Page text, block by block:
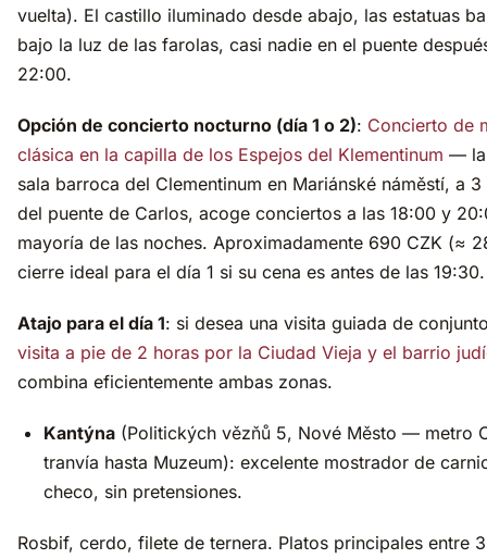
vuelta). El castillo iluminado desde abajo, las estatuas
bajo la luz de las farolas, casi nadie en el puente
22:00.
Opción de concierto nocturno (día 1 o 2): Concierto de
clásica en la capilla de los Espejos del Klementinum — la
sala barroca del Clementinum en Mariánské náměstí, a 3
del puente de Carlos, acoge conciertos a las 18:00 y
mayoría de las noches. Aproximadamente 690 CZK (≈
cierre ideal para el día 1 si su cena es antes de las 19:30.
Atajo para el día 1: si desea una visita guiada de
visita a pie de 2 horas por la Ciudad Vieja y el barrio
combina eficientemente ambas zonas.
Kantýna (Politických vězňů 5, Nové Město — metro
tranvía hasta Muzeum): excelente mostrador de
checo, sin pretensiones.
Rosbif, cerdo, filete de ternera. Platos principales entre